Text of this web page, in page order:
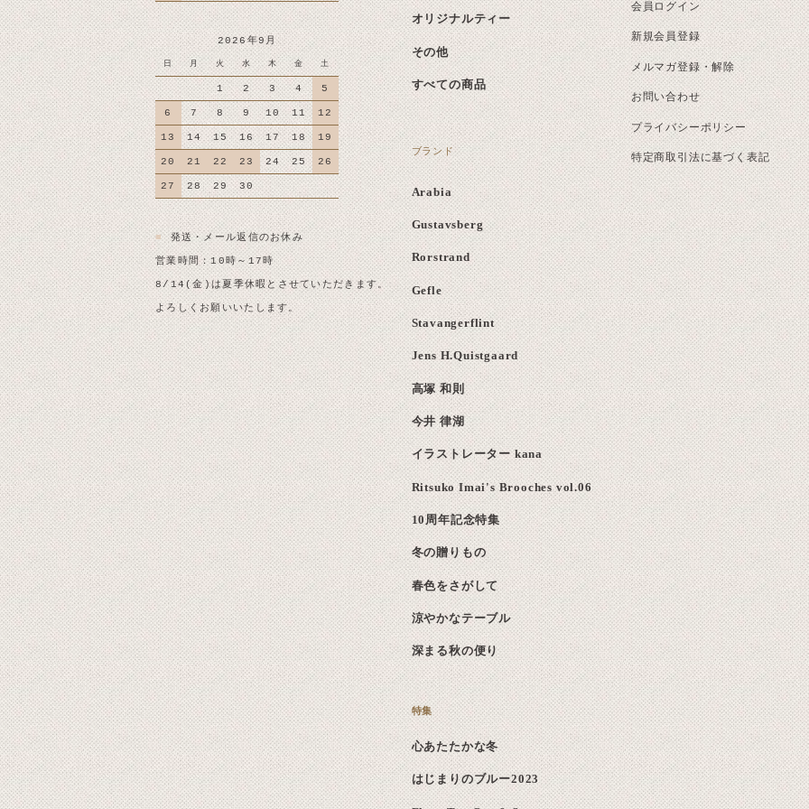
2026年9月
日 月 火 水 木 金 土
1 2 3 4 5
6 7 8 9 10 11 12
13 14 15 16 17 18 19
20 21 22 23 24 25 26
27 28 29 30
■発送・メール返信のお休み
営業時間：10時～17時
8/14(金)は夏季休暇とさせていただきます。
よろしくお願いいたします。
オリジナルティー
その他
すべての商品
ブランド
Arabia
Gustavsberg
Rorstrand
Gefle
Stavangerflint
Jens H.Quistgaard
高塚 和則
今井 律湖
イラストレーター kana
Ritsuko Imai's Brooches vol.06
10周年記念特集
冬の贈りもの
春色をさがして
涼やかなテーブル
深まる秋の便り
心あたたかな冬
はじまりのブルー2023
会員ログイン
新規会員登録
メルマガ登録・解除
お問い合わせ
プライバシーポリシー
特定商取引法に基づく表記